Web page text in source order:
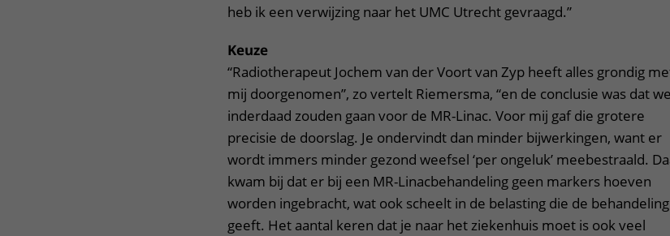
heb ik een verwijzing naar het UMC Utrecht gevraagd.”
Keuze
“Radiotherapeut Jochem van der Voort van Zyp heeft alles grondig
mij doorgenomen”, zo vertelt Riemersma, “en de conclusie was dat we
inderdaad zouden gaan voor de MR-Linac. Voor mij gaf die grotere
precisie de doorslag. Je ondervindt dan minder bijwerkingen, want er
wordt immers minder gezond weefsel ‘per ongeluk’ meebestraald.
kwam bij dat er bij een MR-Linacbehandeling geen markers hoeven
worden ingebracht, wat ook scheelt in de belasting die de behandeling
geeft. Het aantal keren dat je naar het ziekenhuis moet is ook veel